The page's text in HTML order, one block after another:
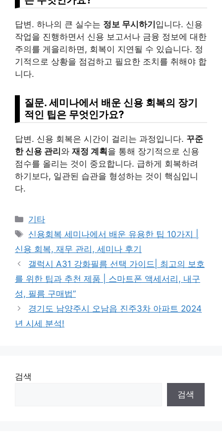
답변. 하나의 큰 실수는 정보 무시하기입니다. 신용
작업을 진행하면서 신용 보고서나 금융 정보에 대한
주의를 게을리하면, 회복이 지연될 수 있습니다. 정
기적으로 상황을 점검하고 필요한 조치를 취해야 합
니다.
질문. 세미나에서 배운 신용 회복의 장기
적인 팁은 무엇인가요?
답변. 신용 회복은 시간이 걸리는 과정입니다. 꾸준
한 신용 관리와 재정 계획을 통해 장기적으로 신용
점수를 올리는 것이 중요합니다. 급하게 회복하려
하기보다, 일관된 습관을 형성하는 것이 핵심입니
다.
Categories
기타
Tags
신용회복 세미나에서 배운 유용한 팁 10가지 |
신용 회복, 재무 관리, 세미나 후기
갤럭시 A31 강화필름 선택 가이드| 최고의 보호
를 위한 팁과 추천 제품 | 스마트폰 액세서리, 내구
성, 필름 구매법”
경기도 남양주시 오남읍 진주3차 아파트 2024
년 시세 분석!
검색
검색